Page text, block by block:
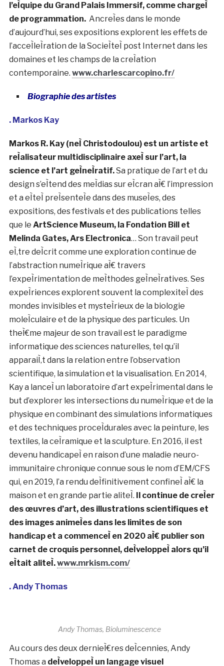
l’eÌquipe du Grand Palais Immersif, comme chargeÌ
de programmation. AncreÌes dans le monde
d’aujourd’hui, ses expositions explorent les effets de
l’acceÌleÌration de la SocieÌteÌ post Internet dans les
domaines et les champs de la creÌation
contemporaine. www.charlescarcopino.fr/
Biographie des artistes
. Markos Kay
Markos R. Kay (neÌ Christodoulou) est un artiste et
reÌalisateur multidisciplinaire axeÌ sur l’art, la
science et l’art geÌneÌratif.Sa pratique de l’art et du
design s’eÌtend des meÌdias sur eÌcran aÌ€ l’impression
et a eÌteÌ preÌsenteÌe dans des museÌes, des
expositions, des festivals et des publications telles
que le ArtScience Museum, la Fondation Bill et
Melinda Gates, Ars Electronica… Son travail peut
eÌ‚tre deÌcrit comme une exploration continue de
l’abstraction numeÌrique aÌ€ travers
l’expeÌrimentation de meÌthodes geÌneÌratives. Ses
expeÌriences explorent souvent la complexiteÌ des
mondes invisibles et mysteÌrieux de la biologie
moleÌculaire et de la physique des particules. Un
theÌ€me majeur de son travail est le paradigme
informatique des sciences naturelles, tel qu’il
apparaiÌ‚t dans la relation entre l’observation
scientifique, la simulation et la visualisation. En 2014,
Kay a lanceÌ un laboratoire d’art expeÌrimental dans le
but d’explorer les intersections du numeÌrique et de la
physique en combinant des simulations informatiques
et des techniques proceÌdurales avec la peinture, les
textiles, la ceÌramique et la sculpture. En 2016, il est
devenu handicapeÌ en raison d’une maladie neuro-
immunitaire chronique connue sous le nom d’EM/CFS
qui, en 2019, l’a rendu deÌfinitivement confineÌ aÌ€ la
maison et en grande partie aliteÌ. Il continue de creÌer
des œuvres d’art, des illustrations scientifiques et
des images animeÌes dans les limites de son
handicap et a commenceÌ en 2020 aÌ€ publier son
carnet de croquis personnel, deÌveloppeÌ alors qu’il
eÌtait aliteÌ.www.mrkism.com/
. Andy Thomas